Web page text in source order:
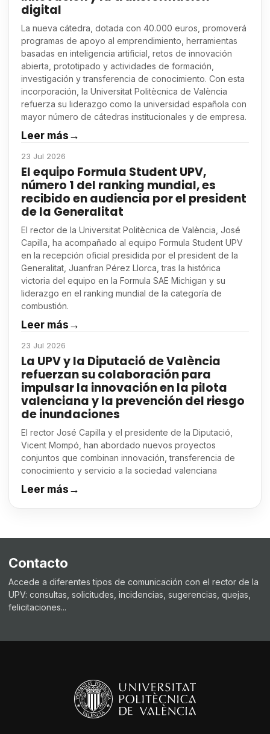
digital
La nueva cátedra, dotada con 40.000 euros, promoverá
programas de apoyo al emprendimiento, herramientas
basadas en inteligencia artificial, retos de innovación
abierta, prototipado y actividades de formación,
investigación y transferencia de conocimiento. Con esta
incorporación, la Universitat Politècnica de València
refuerza su liderazgo como la universidad española con
mayor número de cátedras institucionales y de empresa.
Leer más→
23 Jul 2026
El equipo Formula Student UPV,
número 1 del ranking mundial, es
recibido en audiencia por el president
de la Generalitat
El rector de la Universitat Politècnica de València, José
Capilla, ha acompañado al equipo Formula Student UPV
en la recepción oficial presidida por el president de la
Generalitat, Juanfran Pérez Llorca, tras la histórica
victoria del equipo en la Formula SAE Michigan y su
liderazgo en el ranking mundial de la categoría de
combustión.
Leer más→
23 Jul 2026
La UPV y la Diputació de València
refuerzan su colaboración para
impulsar la innovación en la pilota
valenciana y la prevención del riesgo
de inundaciones
El rector José Capilla y el presidente de la Diputació,
Vicent Mompó, han abordado nuevos proyectos
conjuntos que combinan innovación, transferencia de
conocimiento y servicio a la sociedad valenciana
Leer más→
Contacto
Accede a diferentes tipos de comunicación con el rector de la
UPV: consultas, solicitudes, incidencias, sugerencias, quejas,
felicitaciones...